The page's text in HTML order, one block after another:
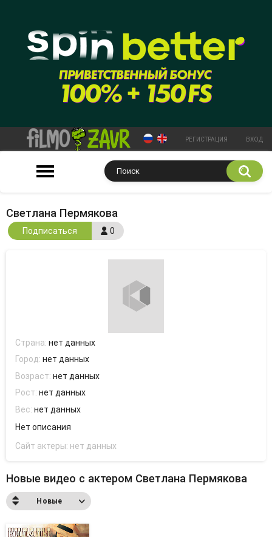
РЕГИСТРАЦИЯ ВХОД
Светлана Пермякова
0
Подписаться
Страна:нет данных
Город:нет данных
Возраст:нет данных
Рост:нет данных
Вес:нет данных
Нет описания
Сайт актеры: нет данных
Новые видео с актером Светлана Пермякова
Новые